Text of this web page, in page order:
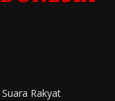
Rakyat